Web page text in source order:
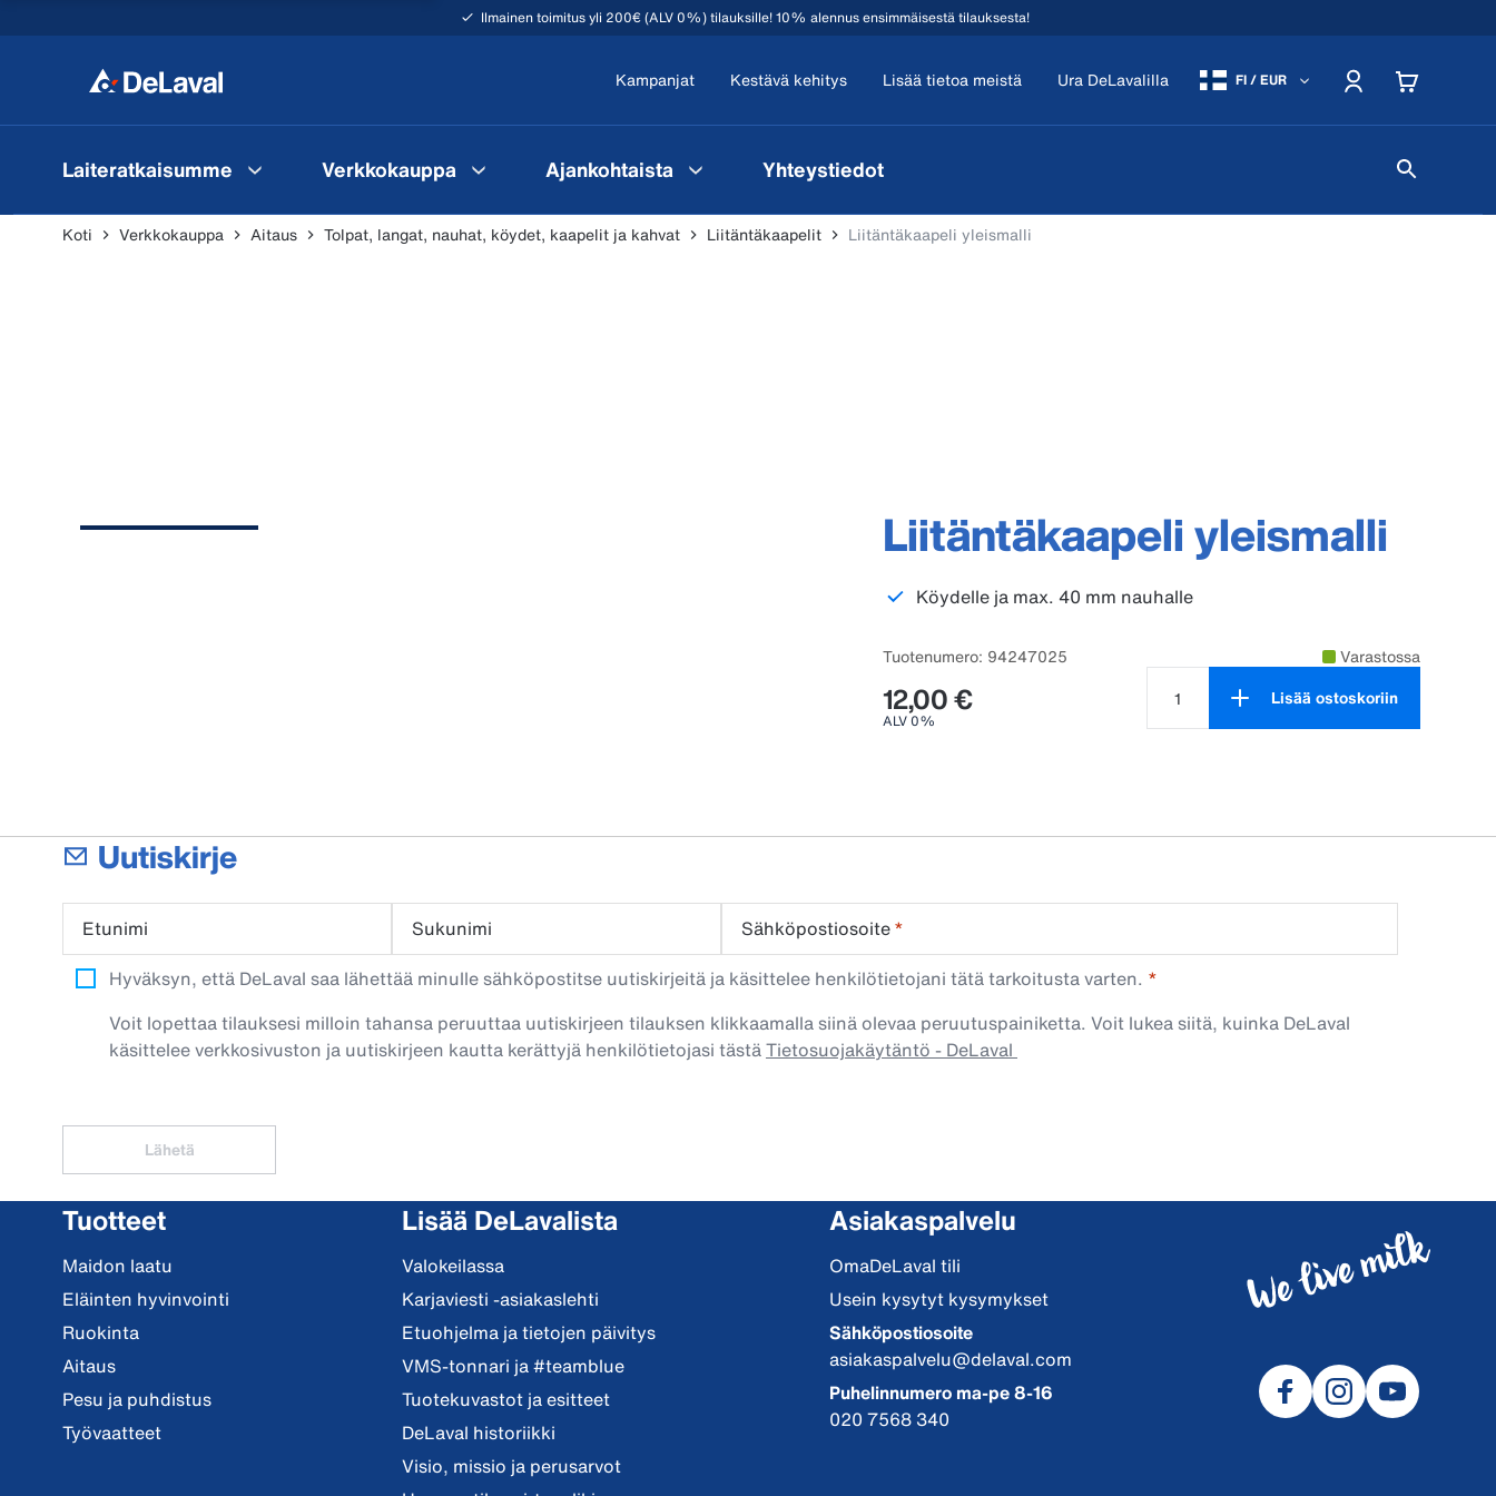
Ilmainen toimitus yli 200€ (ALV 0%) tilauksille! 10% alennus ensimmäisestä tilauksesta!
Kampanjat Kestävä kehitys Lisää tietoa meistä Ura DeLavalilla FI / EUR
Laiteratkaisumme Verkkokauppa Ajankohtaista Yhteystiedot
Koti Verkkokauppa Aitaus Tolpat, langat, nauhat, köydet, kaapelit ja kahvat Liitäntäkaapelit Liitäntäkaapeli yleismalli
Liitäntäkaapeli yleismalli
Köydelle ja max. 40 mm nauhalle
Tuotenumero: 94247025 Varastossa
12,00 €
ALV 0%
Lisää ostoskoriin
Uutiskirje
Etunimi Sukunimi Sähköpostiosoite*
Hyväksyn, että DeLaval saa lähettää minulle sähköpostitse uutiskirjeitä ja käsittelee henkilötietojani tätä tarkoitusta varten.
Voit lopettaa tilauksesi milloin tahansa peruuttaa uutiskirjeen tilauksen klikkaamalla siinä olevaa peruutuspainiketta. Voit lukea siitä, kuinka DeLaval
käsittelee verkkosivuston ja uutiskirjeen kautta kerättyjä henkilötietojasi tästäTietosuojakäytäntö - DeLaval
Lähetä
Tuotteet
Maidon laatu
Eläinten hyvinvointi
Ruokinta
Aitaus
Pesu ja puhdistus
Työvaatteet
Lisää DeLavalista
Valokeilassa
Karjaviesti -asiakaslehti
Etuohjelma ja tietojen päivitys
VMS-tonnari ja #teamblue
Tuotekuvastot ja esitteet
DeLaval historiikki
Visio, missio ja perusarvot
Asiakaspalvelu
OmaDeLaval tili
Usein kysytyt kysymykset
Sähköpostiosoite
asiakaspalvelu@delaval.com
Puhelinnumero ma-pe 8-16
020 7568 340